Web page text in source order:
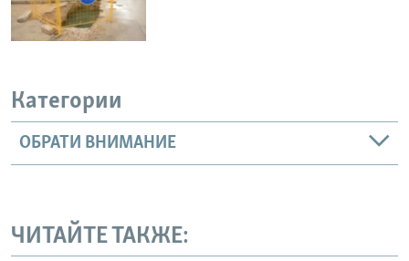
Категории
ОБРАТИ ВНИМАНИЕ
ЧИТАЙТЕ ТАКЖЕ: